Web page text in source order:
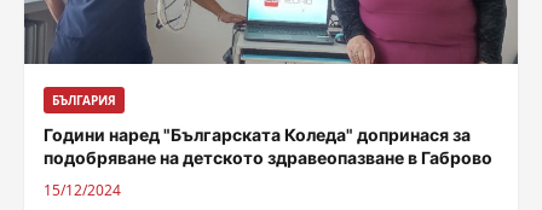
БЪЛГАРИЯ
Години наред "Българската Коледа" допринася за
подобряване на детското здравеопазване в Габрово
15/12/2024